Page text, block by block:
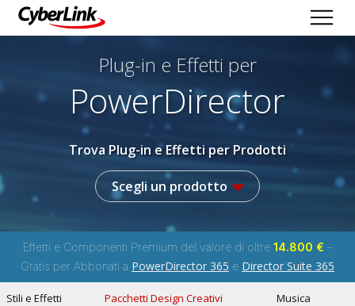
Plug-in e Effetti per
PowerDirector
Trova Plug-in e Effetti per Prodotti
Scegli un prodotto
Effetti e Componenti Premium del valore di oltre 14.800 € –
Gratis per Abbonati a PowerDirector 365 e Director Suite 365
Stili e Effetti Pacchetti Design Creativi Musica